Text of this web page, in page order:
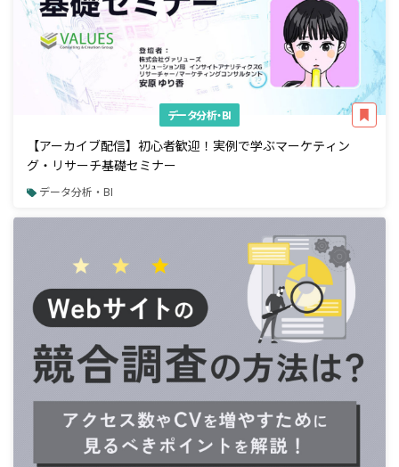
データ分析・BI
【アーカイブ配信】初心者歓迎！実例で学ぶマーケティン
グ・リサーチ基礎セミナー
データ分析・BI